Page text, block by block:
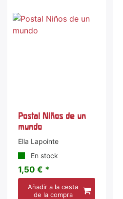
Postal Niños de un
mundo
Ella Lapointe
En stock
1,50 € *
Añadir a la cesta
de la compra